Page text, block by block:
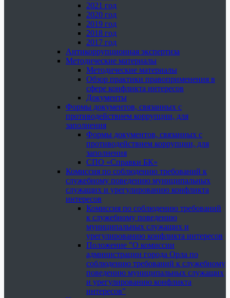
2021 год
2020 год
2019 год
2018 год
2017 год
Антикоррупционная экспертиза
Методические материалы
Методические материалы
Обзор практики правоприменения в
сфере конфликта интересов
Документы
Формы документов, связанных с
противодействием коррупции, для
заполнения
Формы документов, связанных с
противодействием коррупции, для
заполнения
СПО «Справки БК»
Комиссия по соблюдению требований к
служебному поведению муниципальных
служащих и урегулированию конфликта
интересов
Комиссия по соблюдению требований
к служебному поведению
муниципальных служащих и
урегулированию конфликта интересов
Положение "О комиссии
администрации города Орла по
соблюдению требований к служебному
поведению муниципальных служащих
и урегулированию конфликта
интересов"